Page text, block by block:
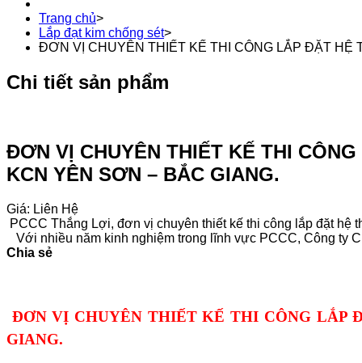
Trang chủ>
Lắp đạt kim chống sét>
ĐƠN VỊ CHUYÊN THIẾT KẾ THI CÔNG LẮP ĐẶT HỆ
Chi tiết sản phẩm
ĐƠN VỊ CHUYÊN THIẾT KẾ THI
KCN YÊN SƠN – BẮC GIANG.
Giá: Liên Hệ
PCCC Thắng Lợi, đơn vị chuyên thiết kế thi công lắp đặt hệ
Với nhiều năm kinh nghiệm trong lĩnh vực PCCC, Công ty
Chia sẻ
ĐƠN VỊ CHUYÊN THIẾT KẾ THI CÔNG LẮP
GIANG.